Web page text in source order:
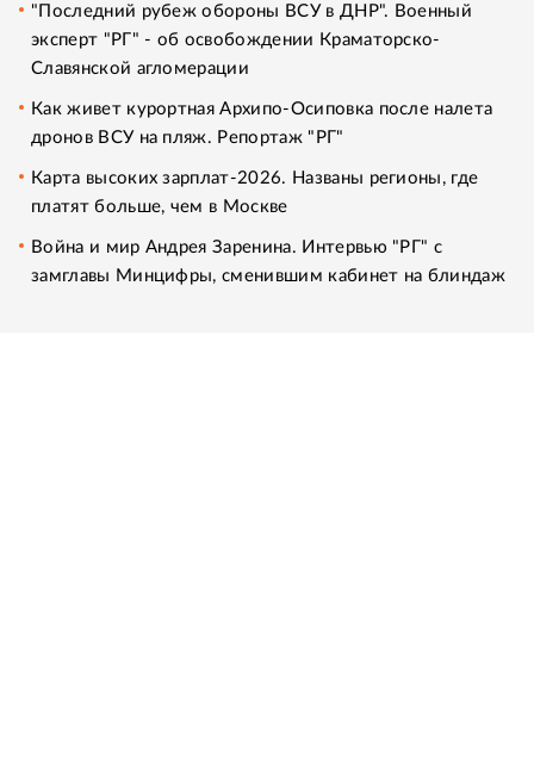
"Последний рубеж обороны ВСУ в ДНР". Военный
эксперт "РГ" - об освобождении Краматорско-
Славянской агломерации
Как живет курортная Архипо-Осиповка после налета
дронов ВСУ на пляж. Репортаж "РГ"
Карта высоких зарплат-2026. Названы регионы, где
платят больше, чем в Москве
Война и мир Андрея Заренина. Интервью "РГ" с
замглавы Минцифры, сменившим кабинет на блиндаж